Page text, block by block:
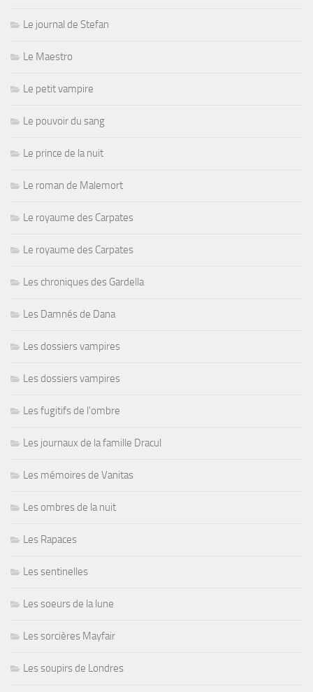
Le journal de Stefan
Le Maestro
Le petit vampire
Le pouvoir du sang
Le prince de la nuit
Le roman de Malemort
Le royaume des Carpates
Le royaume des Carpates
Les chroniques des Gardella
Les Damnés de Dana
Les dossiers vampires
Les dossiers vampires
Les fugitifs de l'ombre
Les journaux de la famille Dracul
Les mémoires de Vanitas
Les ombres de la nuit
Les Rapaces
Les sentinelles
Les soeurs de la lune
Les sorcières Mayfair
Les soupirs de Londres